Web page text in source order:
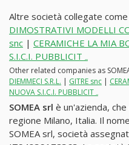
Altre società collegate come
DIMOSTRATIVI MODELLI
snc | CERAMICHE LA MIA
S.I.C.I. PUBBLICITہ
Other related companies as
DIEMMECI S.R.L. | GITRE snc |
NUOVA S.I.C.I. PUBBLICITہ
SOMEA srl è un'azienda,
regione Milano, Italia. Il
SOMEA srl, società